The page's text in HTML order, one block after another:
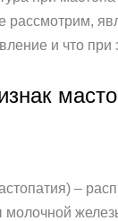
рассмотрим,
и что при
–
молочной